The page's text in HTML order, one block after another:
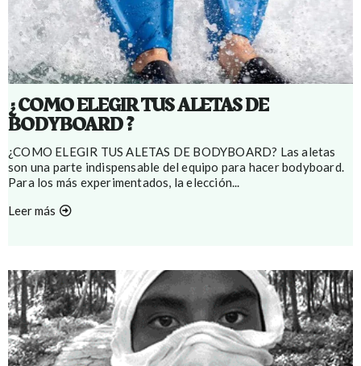
¿ COMO ELEGIR TUS ALETAS DE
BODYBOARD ?
¿COMO ELEGIR TUS ALETAS DE BODYBOARD? Las aletas
son una parte indispensable del equipo para hacer bodyboard.
Para los más experimentados, la elección...
Leer más